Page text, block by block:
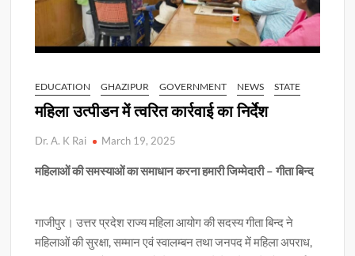
EDUCATION GHAZIPUR GOVERNMENT NEWS STATE
महिला उत्पीडन में त्वरित कार्रवाई का निर्देश
Dr. A. K Rai March 19, 2025
महिलाओं की समस्याओं का समाधान करना हमारी जिम्मेदारी – गीता बिन्द
गाजीपुर। उत्तर प्रदेश राज्य महिला आयोग की सदस्य गीता बिन्द ने
महिलाओं की सुरक्षा, सम्मान एवं स्वालम्बन तथा जनपद में महिला अपराध,